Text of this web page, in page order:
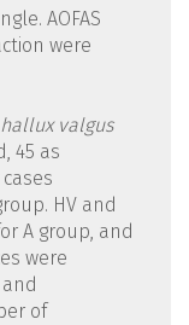
AOFAS
were
hallux valgus
45 as
HV and
A group, and
were
of